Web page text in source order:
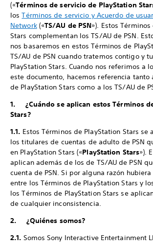
(«Términos de servicio de PlayStation
losTérminos de servicio y Acuerdo de
Network(«TS/AU de PSN»). Estos
Stars complementan los TS/AU de PSN.
nos basaremos en estos Términos de
TS/AU de PSN cuando tratemos contigo y
PlayStation Stars. Cuando nos referimos a
este documento, hacemos referencia tanto
de PlayStation Stars como a los TS/AU de
1. ¿Cuándo se aplican estos Términos
Stars?
1.1. Estos Términos de PlayStation Stars se
los titulares de cuentas de adulto de PSN
en PlayStation Stars («PlayStation Stars»).
aplican además de los de TS/AU de PSN
cuenta de PSN. Si por alguna razón
entre los Términos de PlayStation Stars y
los Términos de PlayStation Stars se
de cualquier inconsistencia.
2. ¿Quiénes somos?
2.1. Somos Sony Interactive Entertainment